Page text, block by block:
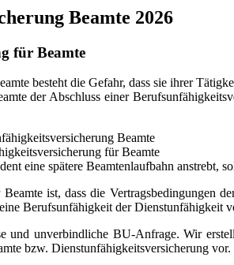
Beamte 2026
für Beamte
besteht die Gefahr, dass sie ihrer
der Abschluss einer
für Beamte
eine spätere Beamtenlaufbahn anstrebt,
ist, dass die Vertragsbedingungen
Berufsunfähigkeit der Dienstunfähigkeit
und unverbindliche BU-Anfrage. Wir
bzw. Dienstunfähigkeitsversicherung vor.